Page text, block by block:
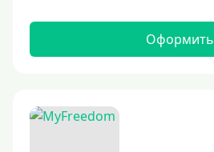
Оформить